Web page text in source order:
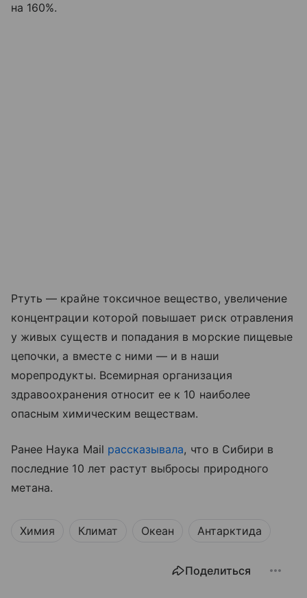
на 160%.
Ртуть — крайне токсичное вещество, увеличение
концентрации которой повышает риск отравления
у живых существ и попадания в морские пищевые
цепочки, а вместе с ними — и в наши
морепродукты. Всемирная организация
здравоохранения относит ее к 10 наиболее
опасным химическим веществам.
Ранее Наука Mail рассказывала, что в Сибири в
последние 10 лет растут выбросы природного
метана.
Химия Климат Океан Антарктида
Поделиться